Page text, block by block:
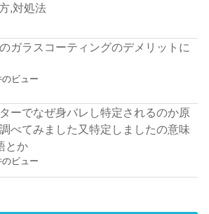
,対処法
ガラスコーティングのデメリットに
ビュー
ーでなぜ身バレし特定されるのか原
べてみました又特定しましたの意味
とか
ビュー